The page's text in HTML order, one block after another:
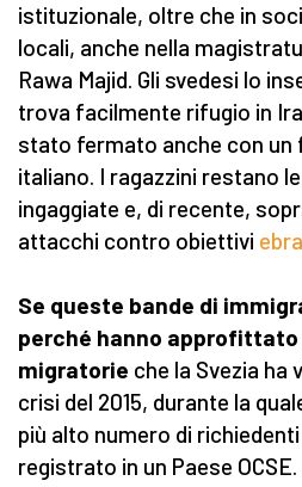
istituzionale, oltre che in
locali, anche nella
Rawa Majid. Gli svedesi lo
trova facilmente rifugio in
stato fermato anche con
italiano. I ragazzini restano
ingaggiate e, di recente,
attacchi contro obiettivi
Se queste bande di
perché hanno
migratorie che la Svezia ha
crisi del 2015, durante la
più alto numero di
registrato in un Paese